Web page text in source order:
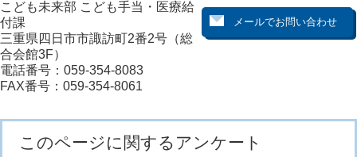
こども未来部 こども手当・医療給
付課
三重県四日市市諏訪町2番2号（総
合会館3F）
電話番号：059-354-8083
FAX番号：059-354-8061
このページに関するアンケート